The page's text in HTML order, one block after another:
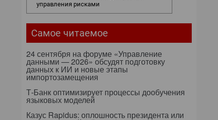
управления рисками
Самое читаемое
24 сентября на форуме «Управление
данными — 2026» обсудят подготовку
данных к ИИ и новые этапы
импортозамещения
Т-Банк оптимизирует процессы дообучения
языковых моделей
Казус Rapidus: оплошность президента или